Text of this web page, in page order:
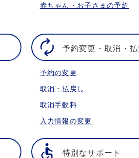
赤ちゃん・お子さまの予約
予約変更・取消・
予約の変更
取消・払戻し
取消手数料
入力情報の変更
特別なサポート